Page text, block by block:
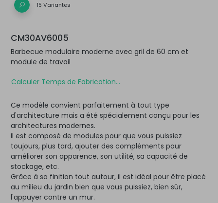
15 Variantes
CM30AV6005
Barbecue modulaire moderne avec gril de 60 cm et
module de travail
Calculer Temps de Fabrication...
Ce modèle convient parfaitement à tout type
d'architecture mais a été spécialement conçu pour les
architectures modernes.
Il est composé de modules pour que vous puissiez
toujours, plus tard, ajouter des compléments pour
améliorer son apparence, son utilité, sa capacité de
stockage, etc.
Grâce à sa finition tout autour, il est idéal pour être placé
au milieu du jardin bien que vous puissiez, bien sûr,
l'appuyer contre un mur.